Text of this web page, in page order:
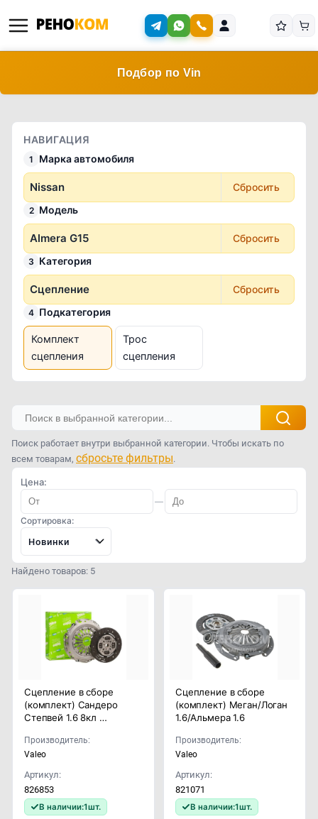
Подбор по Vin
НАВИГАЦИЯ
1 Марка автомобиля
Nissan Сбросить
2 Модель
Almera G15 Сбросить
3 Категория
Сцепление Сбросить
4 Подкатегория
Комплект
сцепления
Трос
сцепления
Поиск работает внутри выбранной категории. Чтобы искать по
всем товарам, сбросьте фильтры.
Цена:
—
Сортировка:
Новинки
Найдено товаров: 5
Сцепление в сборе
(комплект) Сандеро
Степвей 1.6 8кл …
Производитель:
Valeo
Артикул:
826853
В наличии:1шт.
Сцепление в сборе
(комплект) Меган/Логан
1.6/Альмера 1.6
Производитель:
Valeo
Артикул:
821071
В наличии:1шт.